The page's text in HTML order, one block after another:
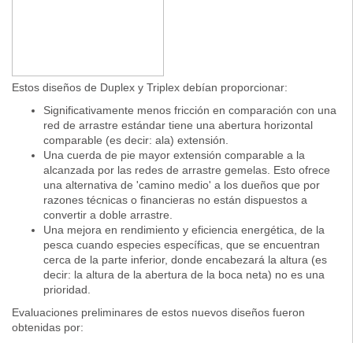
Estos diseños de Duplex y Triplex debían proporcionar:
Significativamente menos fricción en comparación con una
red de arrastre estándar tiene una abertura horizontal
comparable (es decir: ala) extensión.
Una cuerda de pie mayor extensión comparable a la
alcanzada por las redes de arrastre gemelas. Esto ofrece
una alternativa de 'camino medio' a los dueños que por
razones técnicas o financieras no están dispuestos a
convertir a doble arrastre.
Una mejora en rendimiento y eficiencia energética, de la
pesca cuando especies específicas, que se encuentran
cerca de la parte inferior, donde encabezará la altura (es
decir: la altura de la abertura de la boca neta) no es una
prioridad.
Evaluaciones preliminares de estos nuevos diseños fueron
obtenidas por: